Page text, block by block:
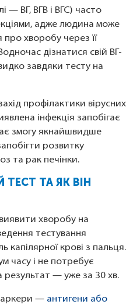
— ВГ, ВГВ і ВГС) часто
адже людина може
хворобу через її
дізнатися свій ВГ-
завдяки тесту на
профілактики вірусних
інфекція запобігає
змогу якнайшвидше
розвитку
та рак печінки.
ТА ЯК ВІН
хворобу на
тестування
капілярної крові з пальця.
часу і не потребує
результат — уже за 30 хв.
— антигени або